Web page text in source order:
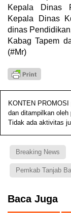
Kepala Dinas
Kepala Dinas
dinas
Kabag Tapem
(#Mr)
KONTEN
dan ditampilkan
Tidak ada aktivitas
Breaking News
Pemkab Tanjab
Baca Juga